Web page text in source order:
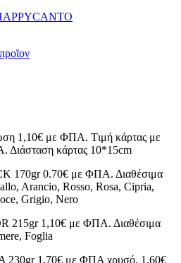
1,10€ με ΦΠΑ. Tιμή κάρτας με
κάρτας 10*15cm
170gr 0.70€ με ΦΠΑ. Διαθέσιμα
Arancio, Rosso, Rosa, Cipria,
Grigio, Nero
215gr 1,10€ με ΦΠΑ. Διαθέσιμα
Foglia
230gr 1,70€ με ΦΠΑ χρυσό, 1,60€